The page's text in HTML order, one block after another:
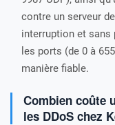
contre un serveur
interruption et sans
les ports (de 0 à
manière fiable.
Combien coûte
les DDoS chez